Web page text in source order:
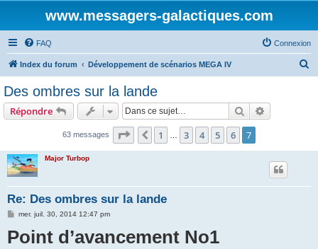
www.messagers-galactiques.com
FAQ Connexion
Index du forum Développement de scénarios MEGA IV
Des ombres sur la lande
Répondre Rechercher
63 messages Page sur
Précédente
1 3 4 5 6 7
Major Turbop
Re: Des ombres sur la lande
M
s
s
mer. juil. 30, 2014 12:47 pm
Point d’avancement No1